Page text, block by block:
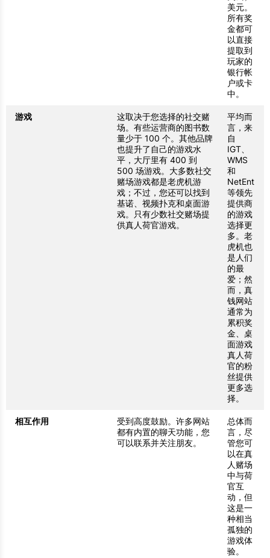
美元。
所有奖
金都可
以直接
提取到
玩家的
银行帐
户或卡
中。
游戏
这取决于您选择的社交赌
场。有些运营商的图书数
量少于 100 个。其他品牌
也提升了自己的游戏水
平，大厅里有 400 到
500 场游戏。大多数社交
赌场游戏都是老虎机游
戏；不过，您还可以找到
基诺、视频扑克和桌面游
戏。只有少数社交赌场提
供真人荷官游戏。
平均而
言，来
自
IGT、
WMS
和
NetEnt
等领先
提供商
的游戏
选择更
多。老
虎机也
是人们
的最
爱；然
而，真
钱网站
通常为
累积奖
金、桌
面游戏
真人荷
官的粉
丝提供
更多选
择。
相互作用
受到高度鼓励。许多网站
都有内置的聊天功能，您
可以联系并关注朋友。
总体而
言，尽
管您可
以在真
人赌场
中与荷
官互
动，但
这是一
种相当
孤独的
游戏体
验。